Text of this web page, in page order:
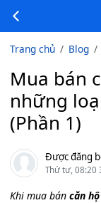
Trang chủ Blog
Mua bán
những
(Phần 1)
Được đăng
Thứ tư, 08:20
Khi mua bán căn